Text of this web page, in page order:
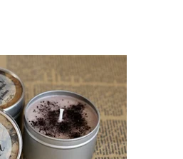
pouze při objednání minimálního
které vykouzlilo teplé
FANOUŠKY